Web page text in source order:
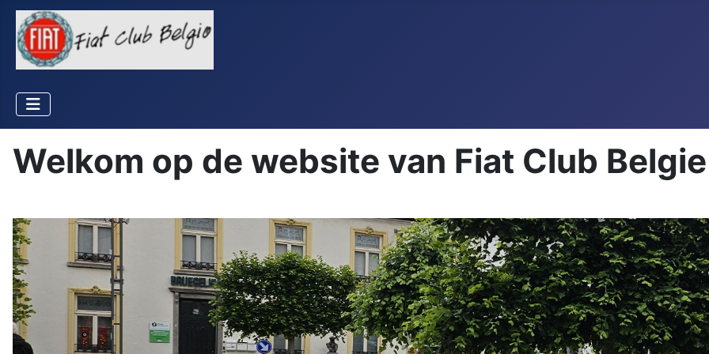
Welkom op de website van Fiat Club